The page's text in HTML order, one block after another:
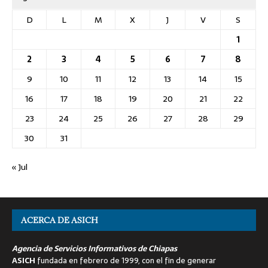
D
L M X J V
S
1
2
3 4 5 6 7
8
9
10 11 12 13 14
15
16
17 18 19 20 21
22
23
24 25 26 27 28
29
30
31
« Jul
ACERCA DE ASICH
Agencia de Servicios Informativos de Chiapas
ASICH fundada en febrero de 1999, con el fin de generar